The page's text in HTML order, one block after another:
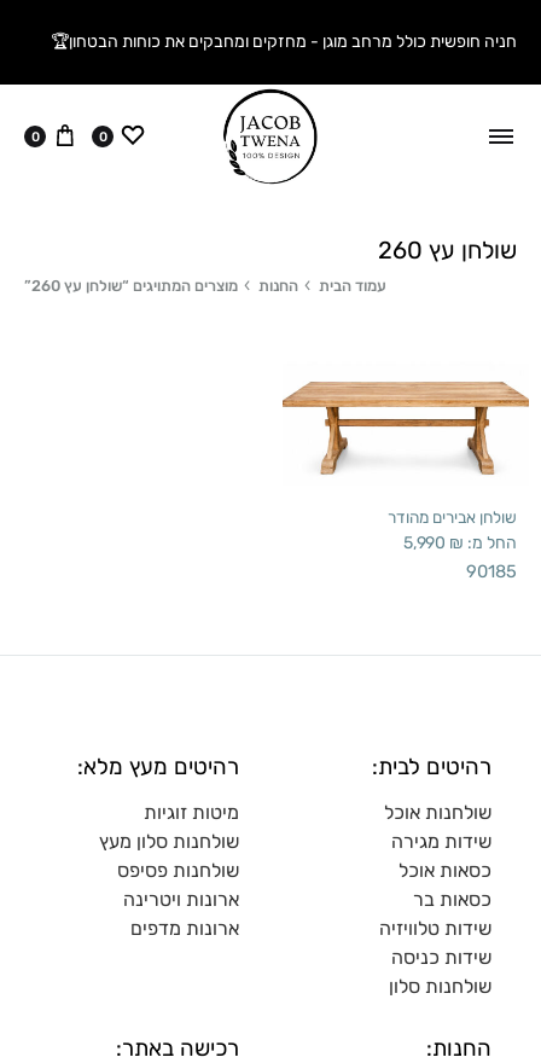
חניה חופשית כולל מרחב מוגן - מחזקים ומחבקים את כוחות הבטחון🏆
ווישליסט
0 עגלה
0
שולחן עץ 260
עמוד הבית החנות מוצרים המתויגים “שולחן עץ 260”
שולחן אבירים מהודר
החל מ: 5,990 ₪
90185
רהיטים לבית:
שולחנות אוכל
שידות מגירה
כסאות אוכל
כסאות בר
שידות טלוויזיה
שידות כניסה
שולחנות סלון
רהיטים מעץ מלא:
מיטות זוגיות
שולחנות סלון מעץ
שולחנות פסיפס
ארונות ויטרינה
ארונות מדפים
החנות: רכישה באתר: